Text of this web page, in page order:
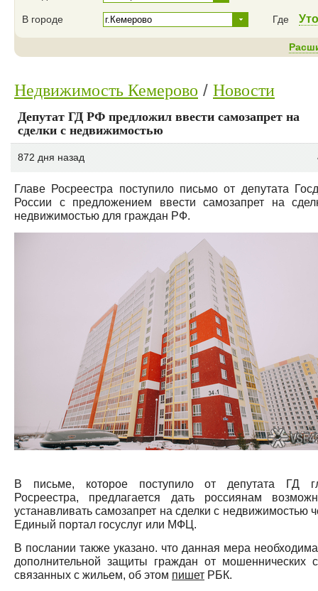
В городе Где
Недвижимость Кемерово Новости
Депутат ГД РФ предложил ввести самозапрет на
сделки с недвижимостью
872 дня назад
Главе Росреестра поступило письмо от депутата
России с предложением ввести самозапрет на
недвижимостью для граждан РФ.
В письме, которое поступило от депутата ГД
Росреестра, предлагается дать россиянам
устанавливать самозапрет на сделки с недвижимостью
Единый портал госуслуг или МФЦ.
В послании также указано. что данная мера
дополнительной защиты граждан от мошеннических
связанных с жильем, об этом пишет РБК.